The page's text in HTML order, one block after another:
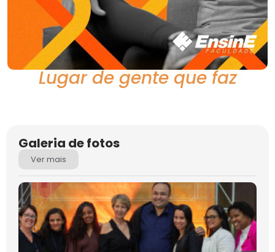
Lugar de gente que faz
Galeria de fotos
Ver mais